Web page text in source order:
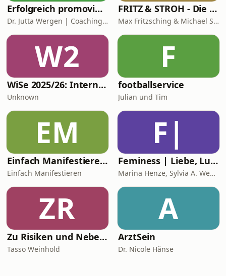
Erfolgreich promovieren | Coachingzonen-Podcast | Promotionspodcast
Dr. Jutta Wergen | Coaching für Promovierende
FRITZ & STROH - Die Fussballshow
Max Fritzsching & Michael Strohmaier
W2
WiSe 2025/26: Internationales Privatrecht
Unknown
F
footballservice
Julian und Tim
EM
Einfach Manifestieren - Mindset (um)programmieren
Einfach Manifestieren
F|
Feminess | Liebe, Lust & Geld
Marina Henze, Sylvia A. Wenniges, Doreen Amlung, Katja Borasch
ZR
Zu Risiken und Nebenwirkungen
Tasso Weinhold
A
ArztSein
Dr. Nicole Hänse